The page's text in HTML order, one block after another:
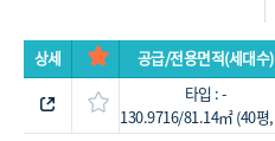
상세 공급/전용면적(세대수)
타입 : -
130.9716/81.14㎡ (40평, 6세대)